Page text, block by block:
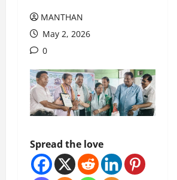
MANTHAN
May 2, 2026
0
Spread the love